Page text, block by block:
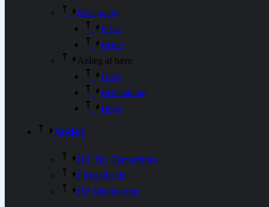
Belægning
Fliser
Beton
Anlæg af have
Græs
Beplantning
Hegn
Andet
HB Thy Tømrerfirma
Flyttearbejde
HB Minikoncept